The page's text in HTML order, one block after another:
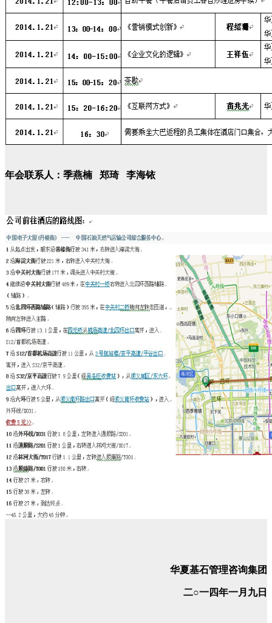
年会联系人： 季燕楠 郑琦 李海铱
华夏基石管理咨询集团
二○一四年一月九日